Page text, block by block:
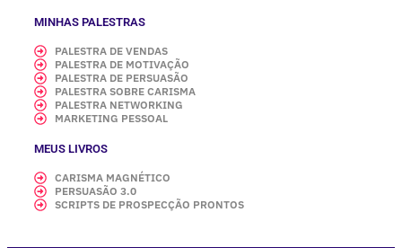
MINHAS PALESTRAS
PALESTRA DE VENDAS
PALESTRA DE MOTIVAÇÃO
PALESTRA DE PERSUASÃO
PALESTRA SOBRE CARISMA
PALESTRA NETWORKING
MARKETING PESSOAL
MEUS LIVROS
CARISMA MAGNÉTICO
PERSUASÃO 3.0
SCRIPTS DE PROSPECÇÃO PRONTOS